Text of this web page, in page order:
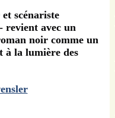
scénariste
revient avec un
noir comme un
à la lumière des